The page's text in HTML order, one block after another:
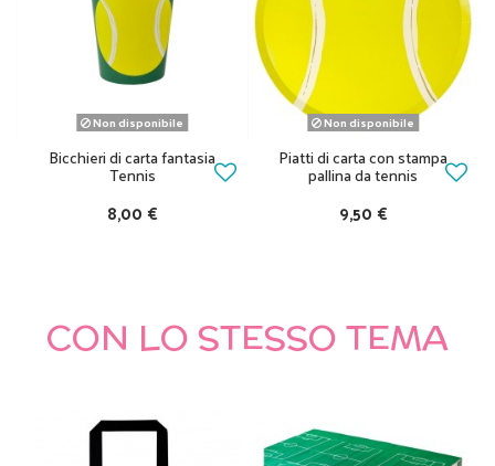
Non disponibile
Bicchieri di carta fantasia
Tennis
8,00 €
Non disponibile
Piatti di carta con stampa
pallina da tennis
9,50 €
CON LO STESSO TEMA